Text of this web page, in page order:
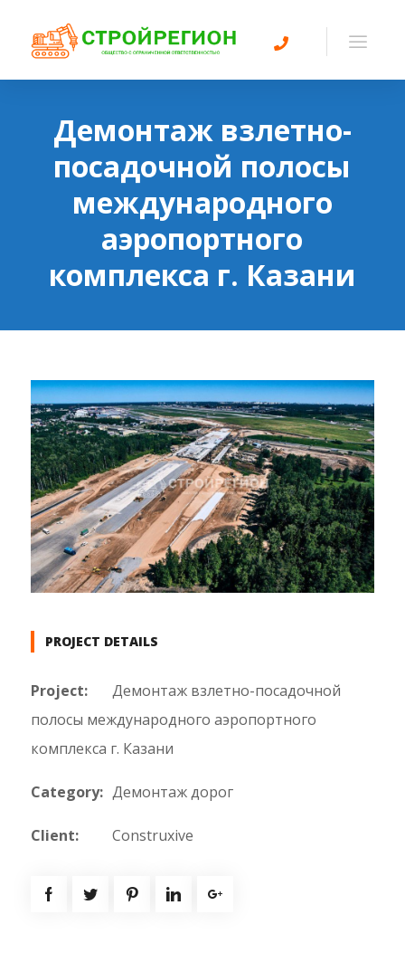
Демонтаж взлетно-
посадочной полосы
международного
аэропортного
комплекса г. Казани
PROJECT DETAILS
Project:
Демонтаж взлетно-посадочной
полосы международного аэропортного
комплекса г. Казани
Category: Демонтаж дорог
Client: Construxive